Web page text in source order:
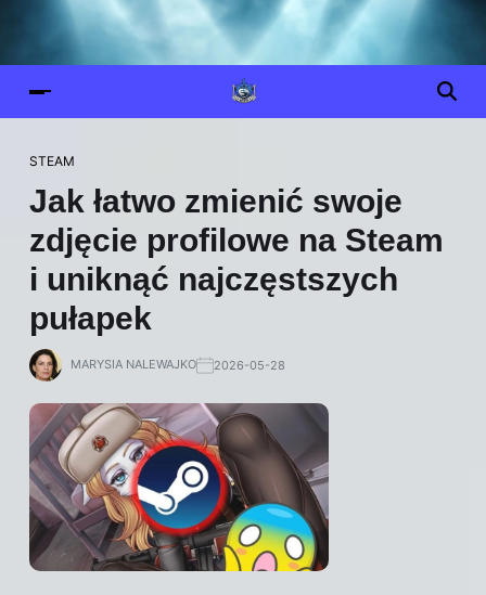
STEAM
Jak łatwo zmienić swoje
zdjęcie profilowe na Steam
i uniknąć najczęstszych
pułapek
MARYSIA NALEWAJKO 2026-05-28